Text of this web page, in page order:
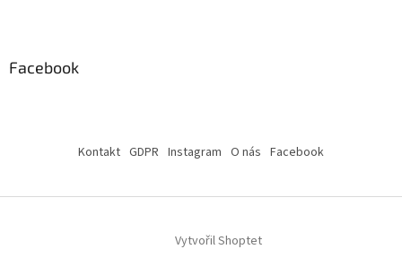
Facebook
Kontakt GDPR Instagram O nás Facebook
Vytvořil Shoptet